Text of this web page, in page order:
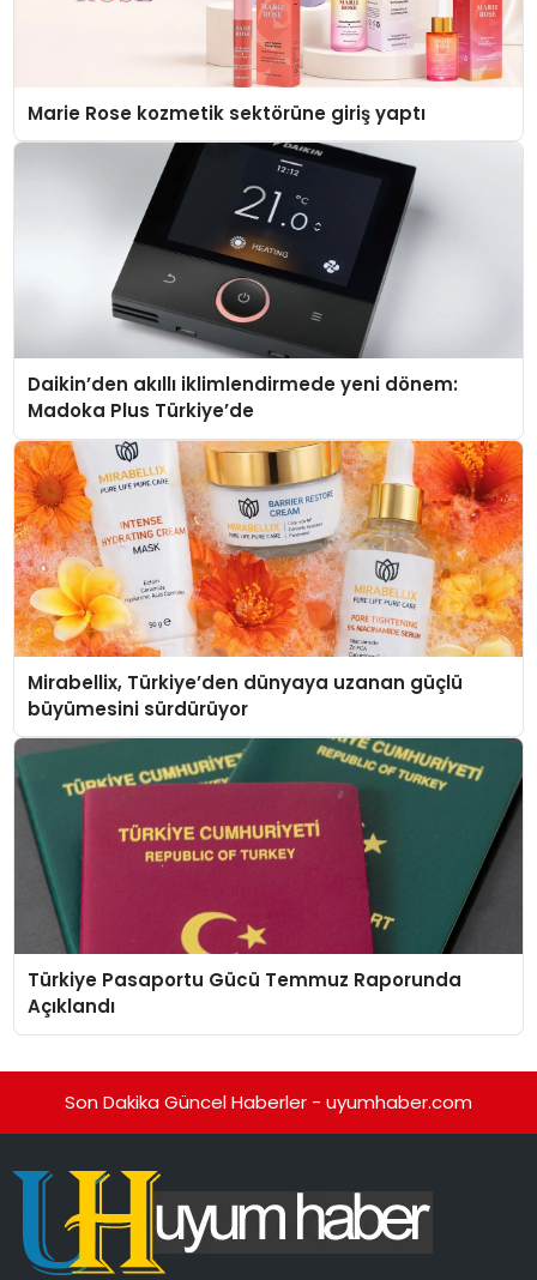
Marie Rose kozmetik sektörüne giriş yaptı
Daikin’den akıllı iklimlendirmede yeni dönem:
Madoka Plus Türkiye’de
Mirabellix, Türkiye’den dünyaya uzanan güçlü
büyümesini sürdürüyor
Türkiye Pasaportu Gücü Temmuz Raporunda
Açıklandı
Son Dakika Güncel Haberler - uyumhaber.com